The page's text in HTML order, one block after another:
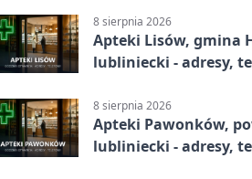
8 sierpnia 2026
Apteki Lisów, gmina
lubliniecki - adresy,
8 sierpnia 2026
Apteki Pawonków,
lubliniecki - adresy,